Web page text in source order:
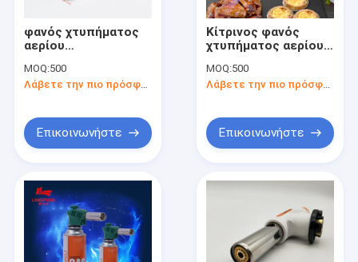
Προϊόντα
Περίπου εμείς
φανός χτυπήματος
αερίου
20mm, φανός
εκκινητών
MOQ:500
Λάβετε την πιο πρόσφατη τιμή
Επικοινωνήστε
Κίτρινος φανός
χτυπήματος αερίου
στρατοπέδευσης,
καυστήρας φανών
MOQ:500
Επικοινωνήστε